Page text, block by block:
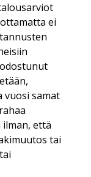
ei
vuosi samat
että
tai